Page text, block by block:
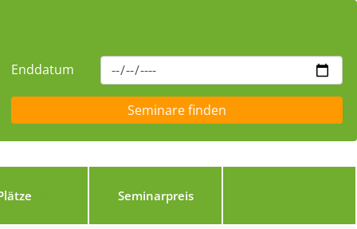
Enddatum
Seminarpreis